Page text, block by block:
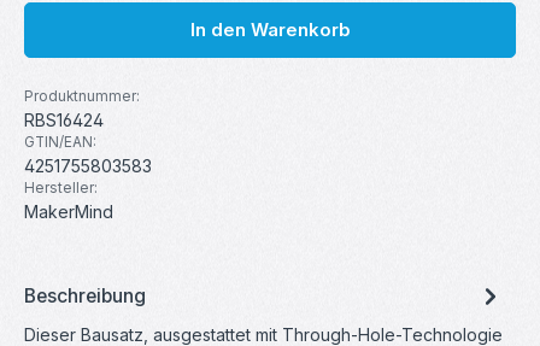
In den Warenkorb
Produktnummer:
RBS16424
GTIN/EAN:
4251755803583
Hersteller:
MakerMind
Beschreibung
Dieser Bausatz, ausgestattet mit Through-Hole-Technologie